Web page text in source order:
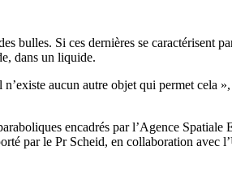
bulles. Si ces dernières se caractérisent
dans un liquide.
aucun autre objet qui permet cela
encadrés par l’Agence
par le Pr Scheid, en collaboration avec